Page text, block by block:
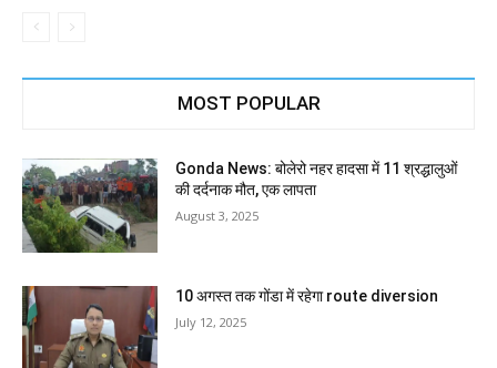
MOST POPULAR
Gonda News: बोलेरो नहर हादसा में 11 श्रद्धालुओं
की दर्दनाक मौत, एक लापता
August 3, 2025
10 अगस्त तक गोंडा में रहेगा route diversion
July 12, 2025